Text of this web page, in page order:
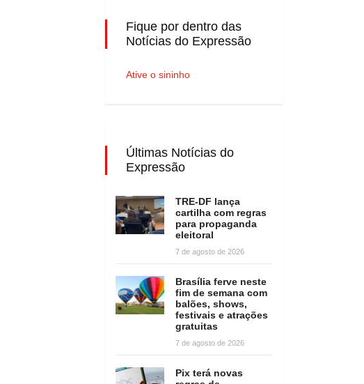
Fique por dentro das
Notícias do Expressão
Ative o sininho
Últimas Notícias do
Expressão
TRE-DF lança
cartilha com regras
para propaganda
eleitoral
7 de agosto de 2026
Brasília ferve neste
fim de semana com
balões, shows,
festivais e atrações
gratuitas
7 de agosto de 2026
Pix terá novas